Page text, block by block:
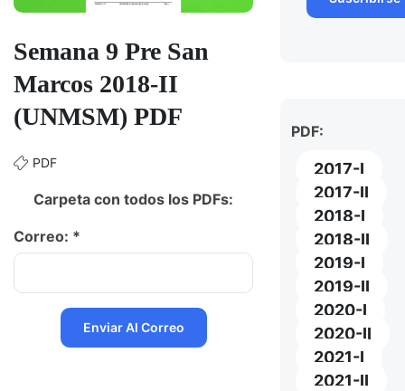
Semana 9 Pre San
Marcos 2018-II
(UNMSM) PDF
PDF
Carpeta con todos los PDFs:
Correo: *
PDF:
2017-I
2017-II
2018-I
2018-II
2019-I
2019-II
2020-I
2020-II
2021-I
2021-II